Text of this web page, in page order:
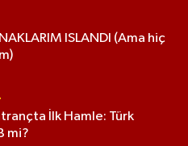
ISLANDI (Ama hiç
İlk Hamle: Türk
mi?